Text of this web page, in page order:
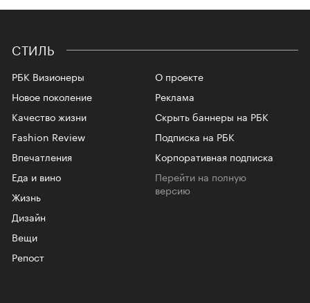
СТИЛЬ
РБК Визионеры
Новое поколение
Качество жизни
Fashion Review
Впечатления
Еда и вино
Жизнь
Дизайн
Вещи
Репост
О проекте
Реклама
Скрыть баннеры на РБК
Подписка на РБК
Корпоративная подписка
Перейти на полную
версию